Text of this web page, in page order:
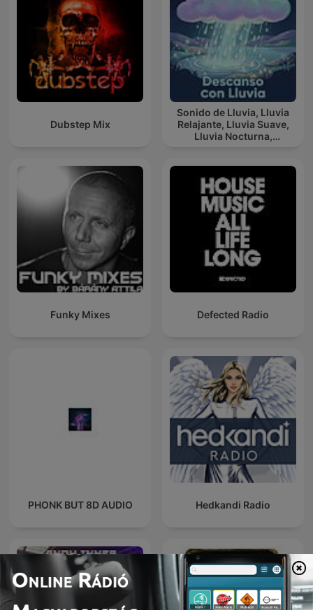
Dubstep Mix
Sonido de Lluvia, Lluvia
Relajante, Lluvia Suave,
Lluvia Nocturna,
Funky Mixes Defected Radio
PHONK BUT 8D AUDIO Hedkandi Radio